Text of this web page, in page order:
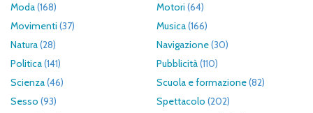
Moda(168) Motori (64)
Movimenti (37) Musica(166)
Natura(28) Navigazione(30)
Politica(141) Pubblicità(110)
Scienza(46) Scuola e formazione(82)
Sesso (93) Spettacolo (202)